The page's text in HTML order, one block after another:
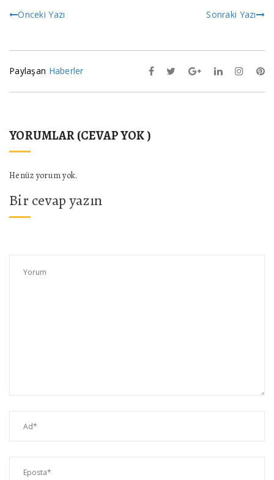
Önceki Yazı Sonraki Yazı
Paylaşan Haberler
YORUMLAR (CEVAP YOK )
Henüz yorum yok.
Bir cevap yazın